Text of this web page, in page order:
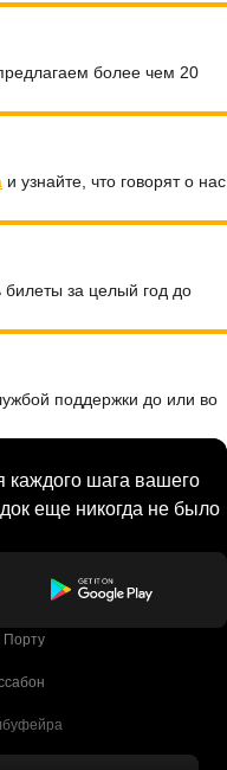
более чем 20
и узнайте, что говорят о нас
билеты за целый год до
поддержки до или во
каждого шага вашего
еще никогда не было
Порту